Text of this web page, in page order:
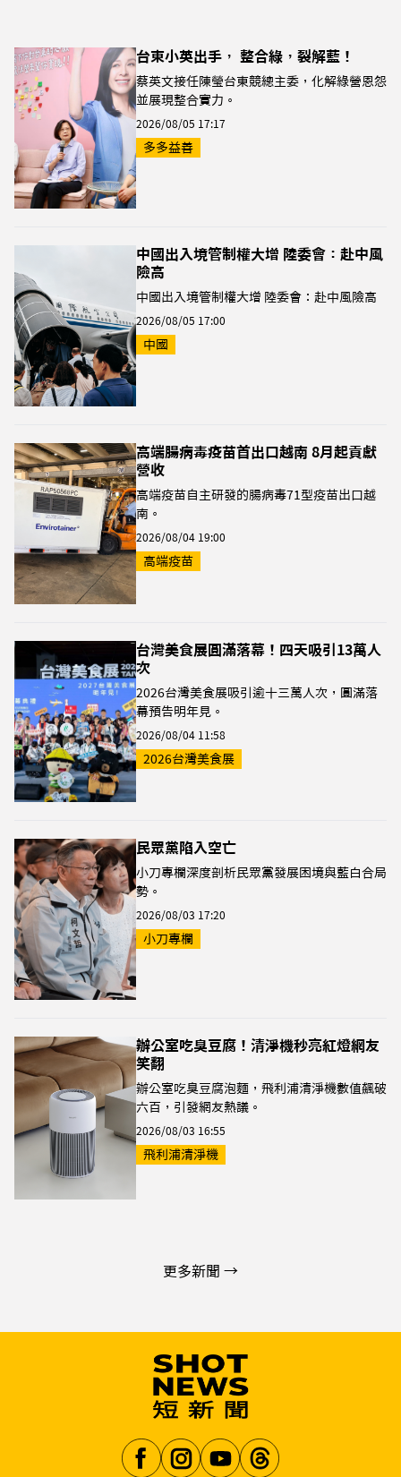
台東小英出手， 整合綠，裂解藍！
蔡英文接任陳瑩台東競總主委，化解綠營恩怨
並展現整合實力。
2026/08/05 17:17
多多益善
中國出入境管制權大增 陸委會：赴中風
險高
中國出入境管制權大增 陸委會：赴中風險高
2026/08/05 17:00
中國
高端腸病毒疫苗首出口越南 8月起貢獻
營收
高端疫苗自主研發的腸病毒71型疫苗出口越
南。
2026/08/04 19:00
高端疫苗
台灣美食展圓滿落幕！四天吸引13萬人
次
2026台灣美食展吸引逾十三萬人次，圓滿落
幕預告明年見。
2026/08/04 11:58
2026台灣美食展
民眾黨陷入空亡
小刀專欄深度剖析民眾黨發展困境與藍白合局
勢。
2026/08/03 17:20
小刀專欄
辦公室吃臭豆腐！清淨機秒亮紅燈網友
笑翻
辦公室吃臭豆腐泡麵，飛利浦清淨機數值飆破
六百，引發網友熱議。
2026/08/03 16:55
飛利浦清淨機
更多新聞 →